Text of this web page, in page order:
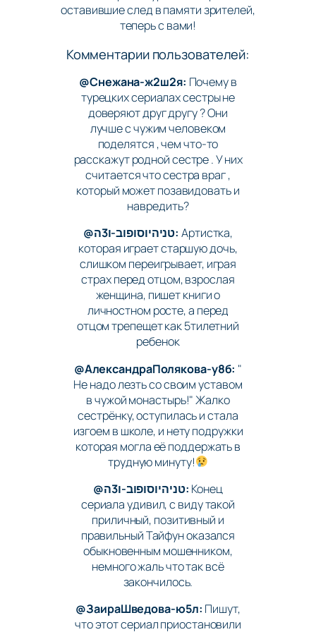
оставившие след в памяти зрителей,
теперь с вами!
Комментарии пользователей:
@Снежана-ж2ш2я: Почему в
турецких сериалах сестры не
доверяют друг другу ? Они
лучше с чужим человеком
поделятся , чем что-то
расскажут родной сестре . У них
считается что сестра враг ,
который может позавидовать и
навредить?
@טניהיוסופוב-ו3ה: Артистка,
которая играет старшую дочь,
слишком переигрывает, играя
страх перед отцом, взрослая
женщина, пишет книги о
личностном росте, а перед
отцом трепещет как 5тилетний
ребенок
@АлександраПолякова-у8б: "
Не надо лезть со своим уставом
в чужой монастырь!" Жалко
сестрёнку, оступилась и стала
изгоем в школе, и нету подружки
которая могла её поддержать в
трудную минуту!
@טניהיוסופוב-ו3ה: Конец
сериала удивил, с виду такой
приличный, позитивный и
правильный Тайфун оказался
обыкновенным мошенником,
немного жаль что так всё
закончилось.
@ЗаираШведова-ю5л: Пишут,
что этот сериал приостановили